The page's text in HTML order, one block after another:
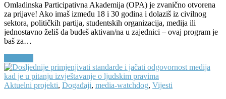
Omladinska Participativna Akademija (OPA) je zvanično otvorena
za prijave! Ako imaš između 18 i 30 godina i dolaziš iz civilnog
sektora, političkih partija, studentskih organizacija, medija ili
jednostavno želiš da budeš aktivan/na u zajednici – ovaj program je
baš za…
Aktuelni projekti, Događaji, media-watchdog, Vijesti